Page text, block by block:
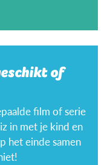
of
film of serie
in met je kind en
het einde samen